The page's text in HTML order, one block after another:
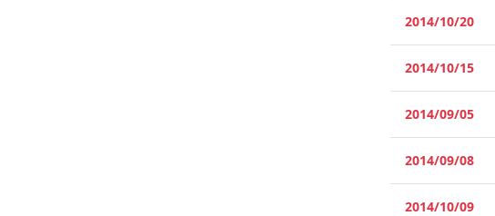
2014/10/20
2014/10/15
2014/09/05
2014/09/08
2014/10/09